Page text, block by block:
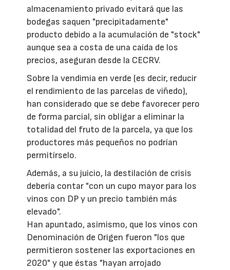
almacenamiento privado evitará que las
bodegas saquen "precipitadamente"
producto debido a la acumulación de "stock"
aunque sea a costa de una caída de los
precios, aseguran desde la CECRV.
Sobre la vendimia en verde (es decir, reducir
el rendimiento de las parcelas de viñedo),
han considerado que se debe favorecer pero
de forma parcial, sin obligar a eliminar la
totalidad del fruto de la parcela, ya que los
productores más pequeños no podrían
permitírselo.
Además, a su juicio, la destilación de crisis
debería contar "con un cupo mayor para los
vinos con DP y un precio también más
elevado".
Han apuntado, asimismo, que los vinos con
Denominación de Origen fueron "los que
permitieron sostener las exportaciones en
2020" y que éstas "hayan arrojado